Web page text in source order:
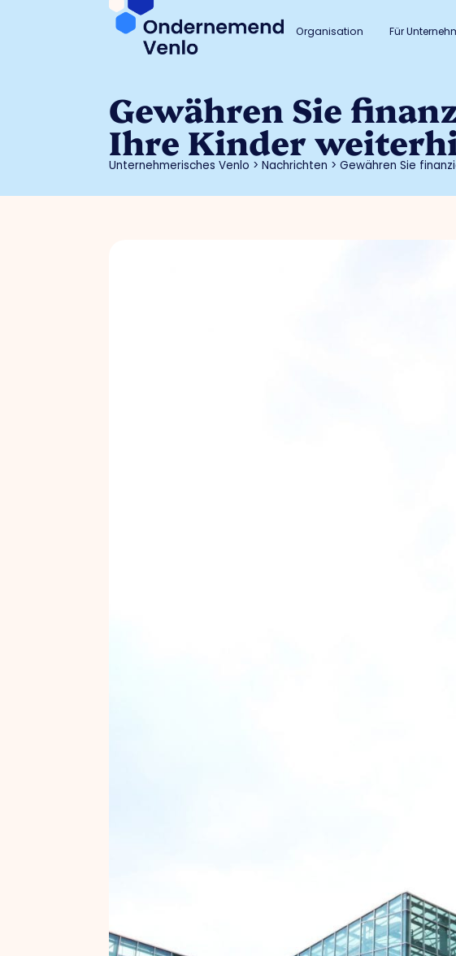
Organisation Für
Gewähren Sie
Ihre Kinder
Unternehmerisches Venlo >Nachrichten >Gewähren Sie